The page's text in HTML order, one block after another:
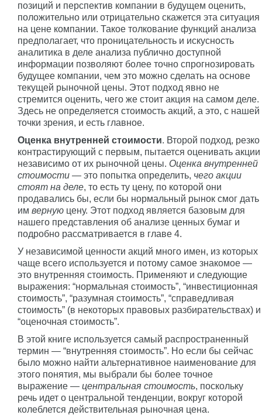
позиций и перспектив компании в будущем оценить,
положительно или отрицательно скажется эта ситуация
на цене компании. Такое толкование функций анализа
предполагает, что проницательность и искусность
аналитика в деле анализа публично доступной
информации позволяют более точно спрогнозировать
будущее компании, чем это можно сделать на основе
текущей рыночной цены. Этот подход явно не
стремится оценить, чего же стоит акция на самом деле.
Здесь не определяется стоимость акций, а это, с нашей
точки зрения, и есть главное.
Оценка внутренней стоимости. Второй подход, резко
контрастирующий с первым, пытается оценивать акции
независимо от их рыночной цены. Оценка внутренней
стоимости — это попытка определить, чего акции
стоят на деле, то есть ту цену, по которой они
продавались бы, если бы нормальный рынок смог дать
им верную цену. Этот подход является базовым для
нашего представления об анализе ценных бумаг и
подробно рассматривается в главе 4.
У независимой ценности акций много имен, из которых
чаще всего используется и потому самое знакомое —
это внутренняя стоимость. Применяют и следующие
выражения: “нормальная стоимость”, “инвестиционная
стоимость”, “разумная стоимость”, “справедливая
стоимость” (в некоторых правовых разбирательствах) и
“оценочная стоимость”.
В этой книге используется самый распространенный
термин — “внутренняя стоимость”. Но если бы сейчас
было можно найти альтернативное наименование для
этого понятия, мы выбрали бы более точное
выражение — центральная стоимость, поскольку
речь идет о центральной тенденции, вокруг которой
колеблется действительная рыночная цена.